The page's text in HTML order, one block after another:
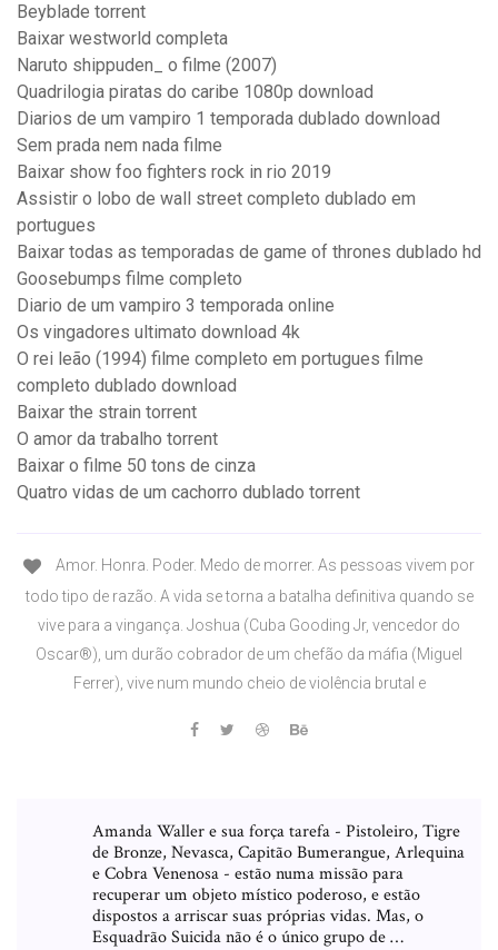
Beyblade torrent
Baixar westworld completa
Naruto shippuden_ o filme (2007)
Quadrilogia piratas do caribe 1080p download
Diarios de um vampiro 1 temporada dublado download
Sem prada nem nada filme
Baixar show foo fighters rock in rio 2019
Assistir o lobo de wall street completo dublado em
portugues
Baixar todas as temporadas de game of thrones dublado hd
Goosebumps filme completo
Diario de um vampiro 3 temporada online
Os vingadores ultimato download 4k
O rei leão (1994) filme completo em portugues filme
completo dublado download
Baixar the strain torrent
O amor da trabalho torrent
Baixar o filme 50 tons de cinza
Quatro vidas de um cachorro dublado torrent
Amor. Honra. Poder. Medo de morrer. As pessoas vivem por
todo tipo de razão. A vida se torna a batalha definitiva quando se
vive para a vingança. Joshua (Cuba Gooding Jr, vencedor do
Oscar®), um durão cobrador de um chefão da máfia (Miguel
Ferrer), vive num mundo cheio de violência brutal e
Amanda Waller e sua força tarefa - Pistoleiro, Tigre
de Bronze, Nevasca, Capitão Bumerangue, Arlequina
e Cobra Venenosa - estão numa missão para
recuperar um objeto místico poderoso, e estão
dispostos a arriscar suas próprias vidas. Mas, o
Esquadrão Suicida não é o único grupo de …